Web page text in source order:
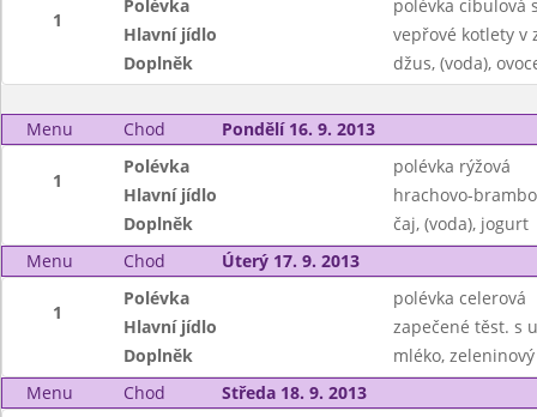
1
Polévka
polévka cibulová
Hlavní jídlo
vepřové kotlety v
Doplněk
džus, (voda),
Menu Chod Pondělí 16. 9. 2013
1
Polévka
polévka rýžová
Hlavní jídlo
hrachovo-
Doplněk
čaj, (voda), jogurt
Menu
Chod Úterý 17. 9. 2013
1
Polévka
polévka celerová
Hlavní jídlo
zapečené těst. s
Doplněk
mléko,
Menu
Chod Středa 18. 9. 2013